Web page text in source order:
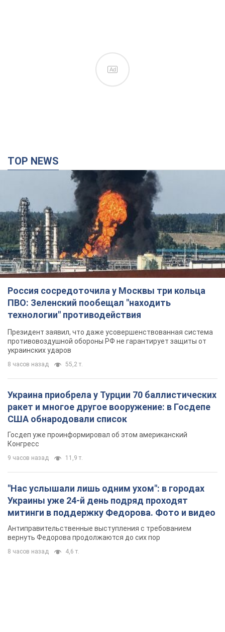
Ad
TOP NEWS
Россия сосредоточила у Москвы три кольца
ПВО: Зеленский пообещал "находить
технологии" противодействия
Президент заявил, что даже усовершенствованная система
противовоздушной обороны РФ не гарантирует защиты от
украинских ударов
8 часов назад 55,2 т.
Украина приобрела у Турции 70 баллистических
ракет и многое другое вооружение: в Госдепе
США обнародовали список
Госдеп уже проинформировал об этом американский
Конгресс
9 часов назад 11,9 т.
"Нас услышали лишь одним ухом": в городах
Украины уже 24-й день подряд проходят
митинги в поддержку Федорова. Фото и видео
Антиправительственные выступления с требованием
вернуть Федорова продолжаются до сих пор
8 часов назад 4,6 т.